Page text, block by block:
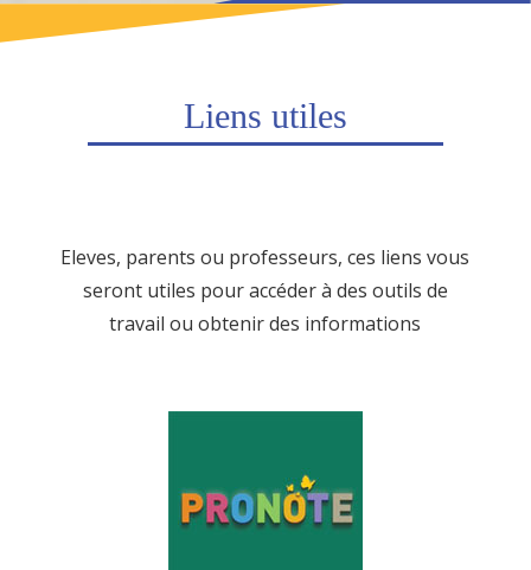
Liens utiles
Eleves, parents ou professeurs, ces liens vous
seront utiles pour accéder à des outils de
travail ou obtenir des informations